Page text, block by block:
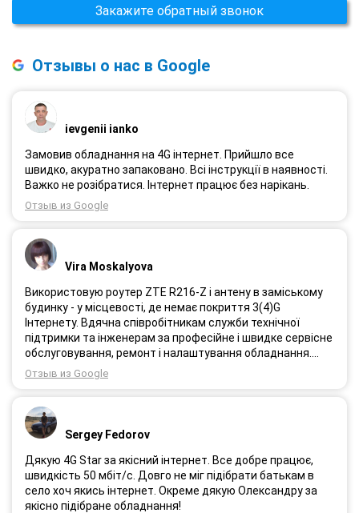
Закажите обратный звонок
Отзывы о нас в Google
ievgenii ianko
Замовив обладнання на 4G інтернет. Прийшло все
швидко, акуратно запаковано. Всі інструкції в наявності.
Важко не розібратися. Інтернет працює без нарікань.
Отзыв из Google
Vira Moskalyova
Використовую роутер ZTE R216-Z і антену в заміському
будинку - у місцевості, де немає покриття 3(4)G
Інтернету. Вдячна співробітникам служби технічної
підтримки та інженерам за професійне і швидке сервісне
обслуговування, ремонт і налаштування обладнання.
Через 3 роки після покупки я не шкодую про прийняте
тоді рішення придбати обладнання в компанії 3G star
Отзыв из Google
Sergey Fedorov
Дякую 4G Star за якісний інтернет. Все добре працює,
швидкість 50 мбіт/с. Довго не міг підібрати батькам в
село хоч якись інтернет. Окреме дякую Олександру за
якісно підібране обладнання!